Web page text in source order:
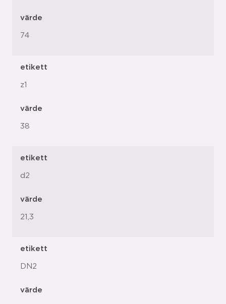
värde
74
etikett
z1
värde
38
etikett
d2
värde
21,3
etikett
DN2
värde